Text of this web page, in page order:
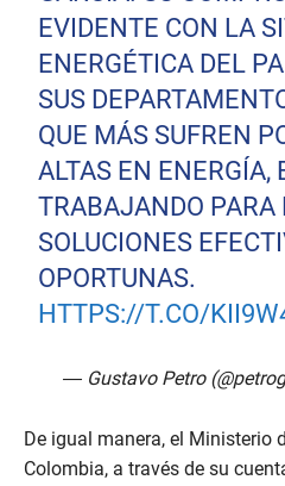
EVIDENTE CON LA
ENERGÉTICA DEL
SUS
QUE MÁS SUFREN
ALTAS EN ENERGÍA,
TRABAJANDO PARA
SOLUCIONES
OPORTUNAS.
HTTPS://T.CO/
— Gustavo Petro
De igual manera, el Ministerio
Colombia, a través de su